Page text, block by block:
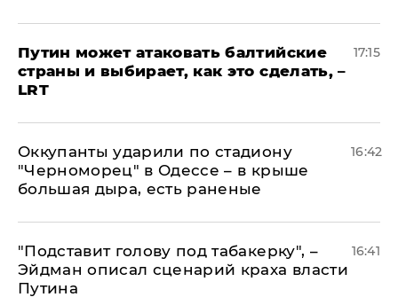
Путин может атаковать балтийские
страны и выбирает, как это сделать, –
LRT
17:15
Оккупанты ударили по стадиону
"Черноморец" в Одессе – в крыше
большая дыра, есть раненые
16:42
​"Подставит голову под табакерку", –
Эйдман описал сценарий краха власти
Путина
16:41